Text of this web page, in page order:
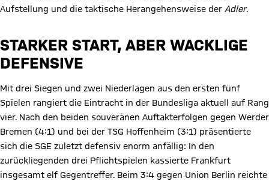
Aufstellung und die taktische Herangehensweise der Adler.
STARKER START, ABER WACKLIGE
DEFENSIVE
Mit drei Siegen und zwei Niederlagen aus den ersten fünf
Spielen rangiert die Eintracht in der Bundesliga aktuell auf Rang
vier. Nach den beiden souveränen Auftakterfolgen gegen Werder
Bremen (4:1) und bei der TSG Hoffenheim (3:1) präsentierte
sich die SGE zuletzt defensiv enorm anfällig: In den
zurückliegenden drei Pflichtspielen kassierte Frankfurt
insgesamt elf Gegentreffer. Beim 3:4 gegen Union Berlin reichte